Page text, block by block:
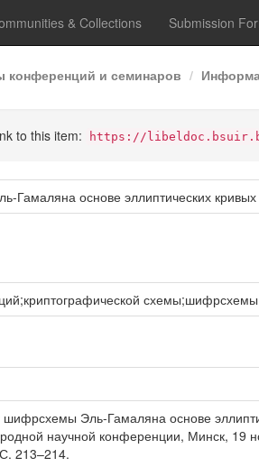
& Collections Submission
конференций и семинаров
to this item: https://
Гамаляна основе эллиптических кривых
Эль-Гамаляна основе
научной конференции, Минск, 19
213–214.